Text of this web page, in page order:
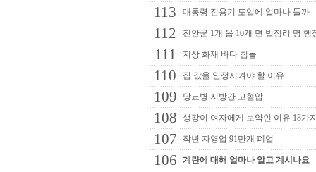
113 대통령 전용기 도입에 얼마나 들까
112 진안군 1개 읍 10개 면 법정리 명 행
111 지상 화재 바다 침몰
110 집 값을 안정시켜야 할 이유
109 당뇨병 지방간 고혈압
108 생강이 여자에게 보약인 이유 18가
107 작년 자영업 91만개 폐업
106 계란에 대해 얼마나 알고 계시나요